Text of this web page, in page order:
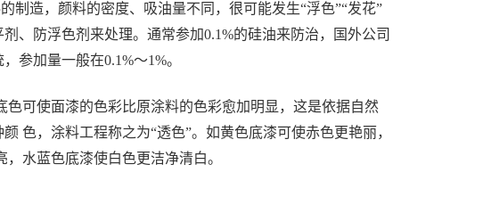
制造，颜料的密度、吸油量不同，很可能发生“浮色”“发花”
、防浮色剂来处理。通常参加0.1%的硅油来防治，国外公司
参加量一般在0.1%～1%。
可使面漆的色彩比原涂料的色彩愈加明显，这是依据自然
色，涂料工程称之为“透色”。如黄色底漆可使赤色更艳丽，
水蓝色底漆使白色更洁净清白。